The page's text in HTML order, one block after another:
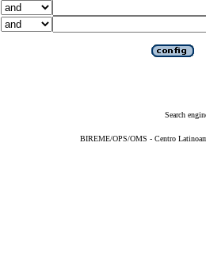
Search
BIREME/OPS/OMS - Centro